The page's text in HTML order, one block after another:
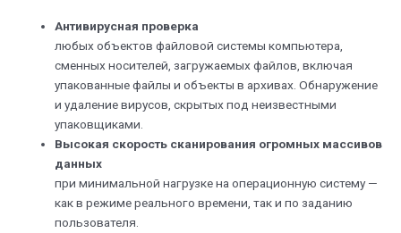
Антивирусная проверка
любых объектов файловой системы компьютера,
сменных носителей, загружаемых файлов, включая
упакованные файлы и объекты в архивах. Обнаружение
и удаление вирусов, скрытых под неизвестными
упаковщиками.
Высокая скорость сканирования огромных массивов
данных
при минимальной нагрузке на операционную систему —
как в режиме реального времени, так и по заданию
пользователя.